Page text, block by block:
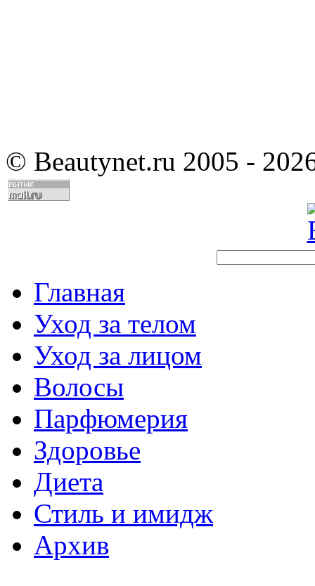
© Beautynet.ru 2005 -
Главная
Уход за телом
Уход за лицом
Волосы
Парфюмерия
Здоровье
Диета
Стиль и имидж
Архив